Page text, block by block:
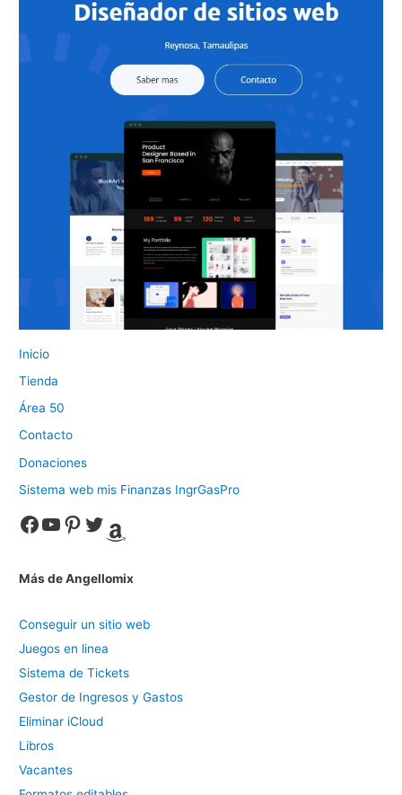
Inicio
Tienda
Área 50
Contacto
Donaciones
Sistema web mis Finanzas IngrGasPro
Facebook YouTube Pinterest Twitter Amazon
Más de Angellomix
Conseguir un sitio web
Juegos en linea
Sistema de Tickets
Gestor de Ingresos y Gastos
Eliminar iCloud
Libros
Vacantes